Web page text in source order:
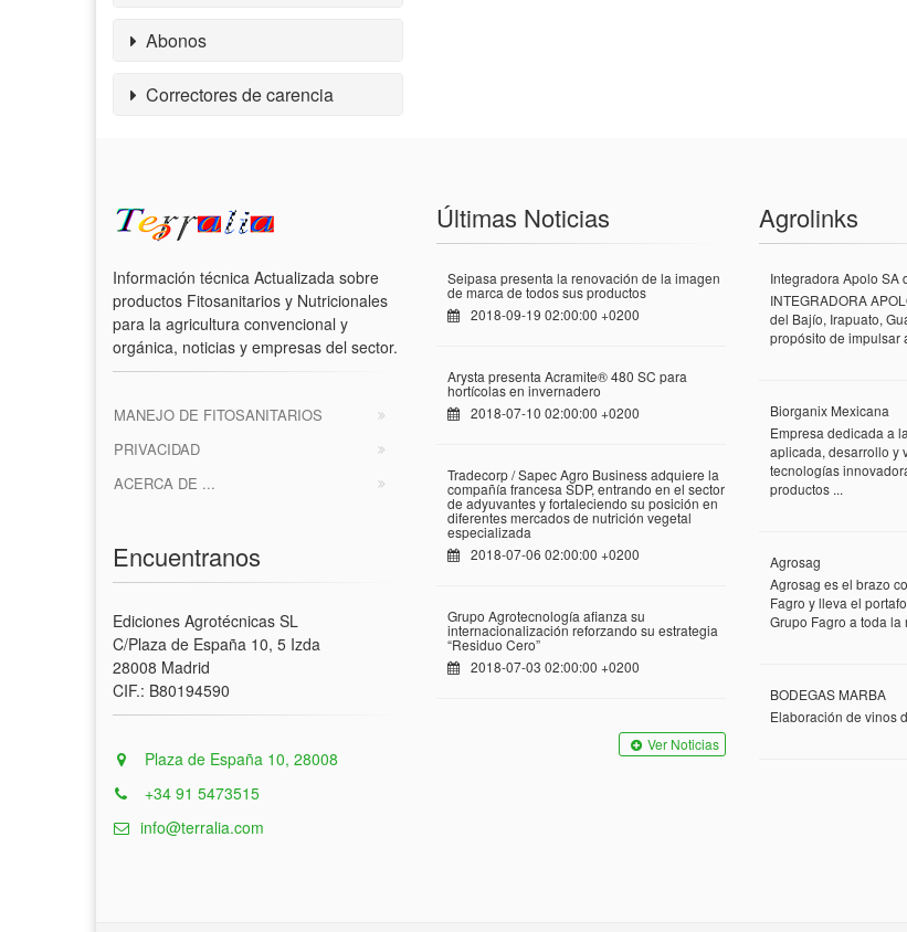
Abonos
Correctores de carencia
Información técnica Actualizada sobre
productos Fitosanitarios y Nutricionales
para la agricultura convencional y
orgánica, noticias y empresas del sector.
MANEJO DE FITOSANITARIOS
PRIVACIDAD
ACERCA DE ...
Encuentranos
Ediciones Agrotécnicas SL
C/Plaza de España 10, 5 Izda
28008 Madrid
CIF.: B80194590
Plaza de España 10, 28008
+34 91 5473515
info@terralia.com
Últimas Noticias
Seipasa presenta la renovación de la imagen
de marca de todos sus productos
2018-09-19 02:00:00 +0200
Arysta presenta Acramite® 480 SC para
hortícolas en invernadero
2018-07-10 02:00:00 +0200
Tradecorp / Sapec Agro Business adquiere la
compañía francesa SDP, entrando en el sector
de adyuvantes y fortaleciendo su posición en
diferentes mercados de nutrición vegetal
especializada
2018-07-06 02:00:00 +0200
Grupo Agrotecnología afianza su
internacionalización reforzando su estrategia
“Residuo Cero”
2018-07-03 02:00:00 +0200
Ver Noticias
Agrolinks
Integradora Apolo SA
INTEGRADORA
del Bajío, Irapuato,
propósito de impulsar
Biorganix Mexicana
Empresa dedicada a
aplicada, desarrollo y
tecnologías
productos ...
Agrosag
Agrosag es el brazo
Fagro y lleva el
Grupo Fagro a toda la
BODEGAS MARBA
Elaboración de vinos